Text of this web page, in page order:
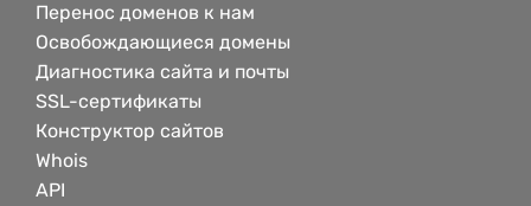
Перенос доменов к нам
Освобождающиеся домены
Диагностика сайта и почты
SSL-сертификаты
Конструктор сайтов
Whois
API